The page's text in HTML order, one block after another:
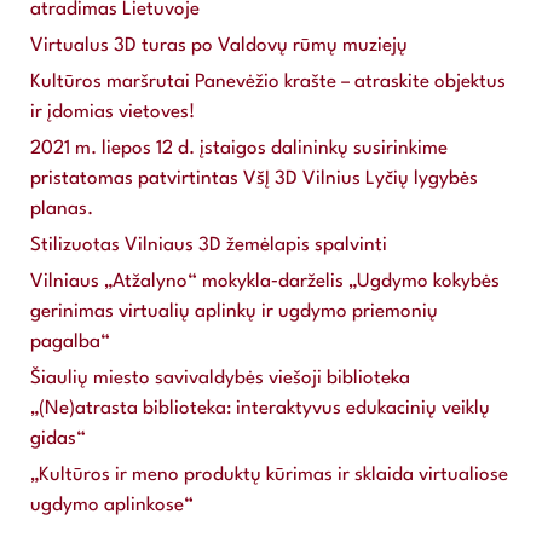
atradimas Lietuvoje
Virtualus 3D turas po Valdovų rūmų muziejų
Kultūros maršrutai Panevėžio krašte – atraskite objektus
ir įdomias vietoves!
2021 m. liepos 12 d. įstaigos dalininkų susirinkime
pristatomas patvirtintas VšĮ 3D Vilnius Lyčių lygybės
planas.
Stilizuotas Vilniaus 3D žemėlapis spalvinti
Vilniaus „Atžalyno“ mokykla‐darželis „Ugdymo kokybės
gerinimas virtualių aplinkų ir ugdymo priemonių
pagalba“
Šiaulių miesto savivaldybės viešoji biblioteka
„(Ne)atrasta biblioteka: interaktyvus edukacinių veiklų
gidas“
„Kultūros ir meno produktų kūrimas ir sklaida virtualiose
ugdymo aplinkose“